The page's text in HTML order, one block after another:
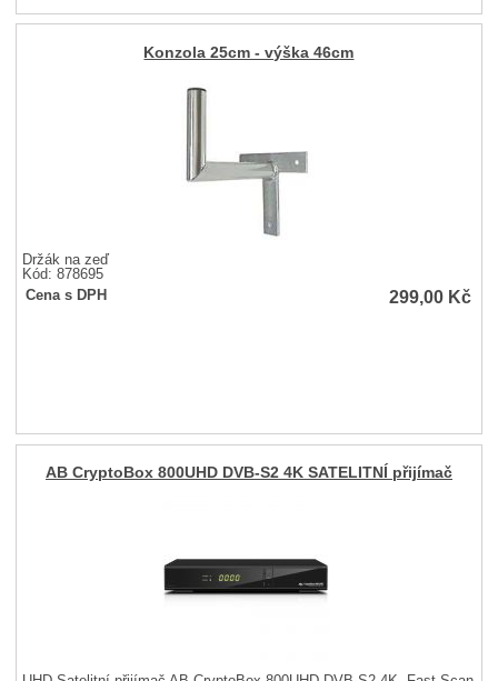
Konzola 25cm - výška 46cm
Držák na zeď
Kód: 878695
Cena s DPH
299,00 Kč
AB CryptoBox 800UHD DVB-S2 4K SATELITNÍ přijímač